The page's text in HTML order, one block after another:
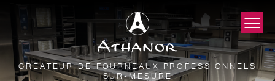
CRÉATEUR DE FOURNEAUX PROFESSIONNELS
SUR-MESURE